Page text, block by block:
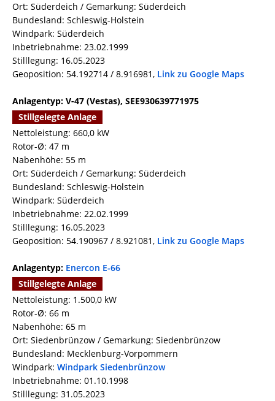
Ort: Süderdeich / Gemarkung: Süderdeich
Bundesland: Schleswig-Holstein
Windpark: Süderdeich
Inbetriebnahme: 23.02.1999
Stilllegung: 16.05.2023
Geoposition: 54.192714 / 8.916981, Link zu Google Maps
Anlagentyp: V-47 (Vestas), SEE930639771975
Stillgelegte Anlage
Nettoleistung: 660,0 kW
Rotor-Ø: 47 m
Nabenhöhe: 55 m
Ort: Süderdeich / Gemarkung: Süderdeich
Bundesland: Schleswig-Holstein
Windpark: Süderdeich
Inbetriebnahme: 22.02.1999
Stilllegung: 16.05.2023
Geoposition: 54.190967 / 8.921081, Link zu Google Maps
Anlagentyp: Enercon E-66
Stillgelegte Anlage
Nettoleistung: 1.500,0 kW
Rotor-Ø: 66 m
Nabenhöhe: 65 m
Ort: Siedenbrünzow / Gemarkung: Siedenbrünzow
Bundesland: Mecklenburg-Vorpommern
Windpark: Windpark Siedenbrünzow
Inbetriebnahme: 01.10.1998
Stilllegung: 31.05.2023